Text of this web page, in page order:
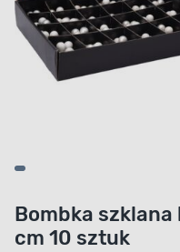
Bombka szklana
cm 10 sztuk